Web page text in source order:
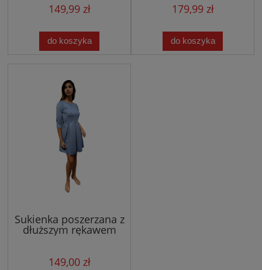
149,99 zł
do koszyka
179,99 zł
do koszyka
Sukienka poszerzana z
dłuższym rękawem
(niebieska) 029
149,00 zł